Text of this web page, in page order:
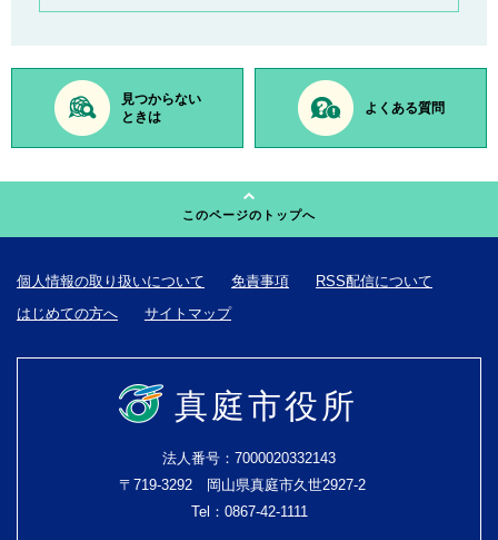
見つからない
ときは
よくある質問
このページのトップへ
個人情報の取り扱いについて 免責事項
RSS配信について
はじめての方へ
サイトマップ
真庭市役所
法人番号：7000020332143
〒719-3292 岡山県真庭市久世2927-2
Tel：0867-42-1111